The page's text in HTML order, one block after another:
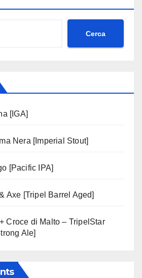
Cerca
[IGA]
Nera [Imperial Stout]
[Pacific IPA]
Axe [Tripel Barrel Aged]
Croce di Malto – TripelStar
Ale]